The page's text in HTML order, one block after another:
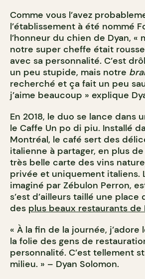
Comme vous l’avez
l’établissement à été nommé
l’honneur du chien de Dyan, «
notre super cheffe était
avec sa personnalité. C’est
un peu stupide, mais notre
recherché et ça fait un peu
j’aime beaucoup » explique
En 2018, le duo se lance dans
le Caffe Un po di piu. Installé
Montréal, le café sert des
italienne à partager, en plus
très belle carte des vins
privée et uniquement italiens.
imaginé par Zébulon Perron,
s’est d’ailleurs taillé une
des plus beaux restaurants de
« À la fin de la journée, j’adore
la folie des gens de
personnalité. C’est tellement
milieu. » – Dyan Solomon.